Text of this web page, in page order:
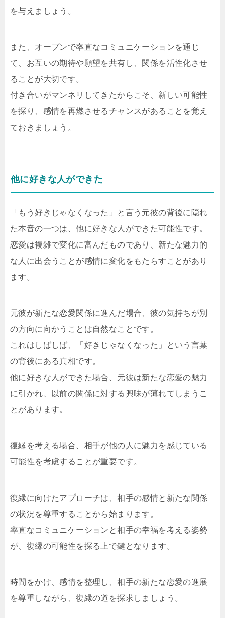
を与えましょう。
また、オープンで率直なコミュニケーションを通じ
て、お互いの期待や願望を共有し、関係を活性化させ
ることが大切です。
付き合いがマンネリしてきたからこそ、新しい可能性
を探り、感情を再燃させるチャンスがあることを覚え
ておきましょう。
他に好きな人ができた
「もう好きじゃなくなった」と言う元彼の背後に隠れ
た本音の一つは、他に好きな人ができた可能性です。
恋愛は複雑で変化に富んだものであり、新たな魅力的
な人に出会うことが感情に変化をもたらすことがあり
ます。
元彼が新たな恋愛関係に進んだ場合、彼の気持ちが別
の方向に向かうことは自然なことです。
これはしばしば、「好きじゃなくなった」という言葉
の背後にある真相です。
他に好きな人ができた場合、元彼は新たな恋愛の魅力
に引かれ、以前の関係に対する興味が薄れてしまうこ
とがあります。
復縁を考える場合、相手が他の人に魅力を感じている
可能性を考慮することが重要です。
復縁に向けたアプローチは、相手の感情と新たな関係
の状況を尊重することから始まります。
率直なコミュニケーションと相手の幸福を考える姿勢
が、復縁の可能性を探る上で鍵となります。
時間をかけ、感情を整理し、相手の新たな恋愛の進展
を尊重しながら、復縁の道を探求しましょう。